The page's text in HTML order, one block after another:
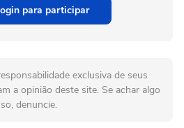
para participar
exclusiva de seus
a opinião deste site. Se achar algo
denuncie.